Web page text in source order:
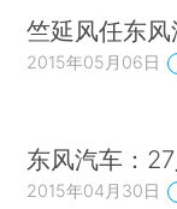
竺延风任东
2015年05月06日
东风汽车：
2015年04月30日